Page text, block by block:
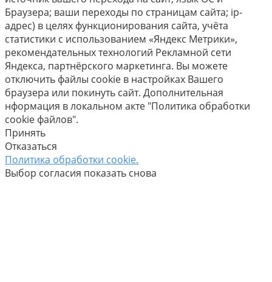
Браузера; ваши переходы по страницам сайта; ip-
адрес) в целях функционирования сайта, учёта
статистики с использованием «Яндекс Метрики»,
рекомендательных технологий Рекламной сети
Яндекса, партнёрского маркетинга. Вы можете
отключить файлы cookie в настройках Вашего
браузера или покинуть сайт. Дополнительная
нформация в локальном акте "Политика обработки
cookie файлов".
Принять
Отказаться
Политика обработки cookie.
Выбор согласия показать снова